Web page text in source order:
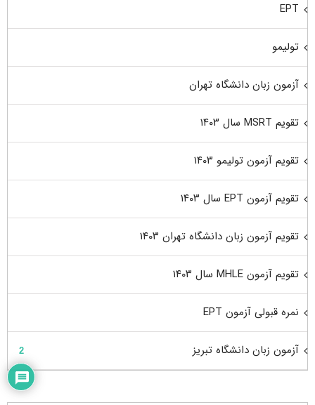
EPT
تولیمو
آزمون زبان دانشگاه تهران
تقویم MSRT سال ۱۴۰۳
تقویم آزمون تولیمو ۱۴۰۳
تقویم آزمون EPT سال ۱۴۰۳
تقویم آزمون زبان دانشگاه تهران ۱۴۰۳
تقویم آزمون MHLE سال ۱۴۰۳
نمره قبولی آزمون EPT
آزمون زبان دانشگاه تبریز 2